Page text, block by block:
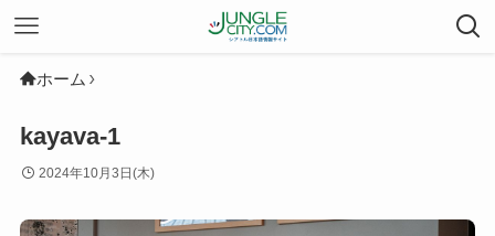
ホーム
kayava-1
2024年10月3日(木)